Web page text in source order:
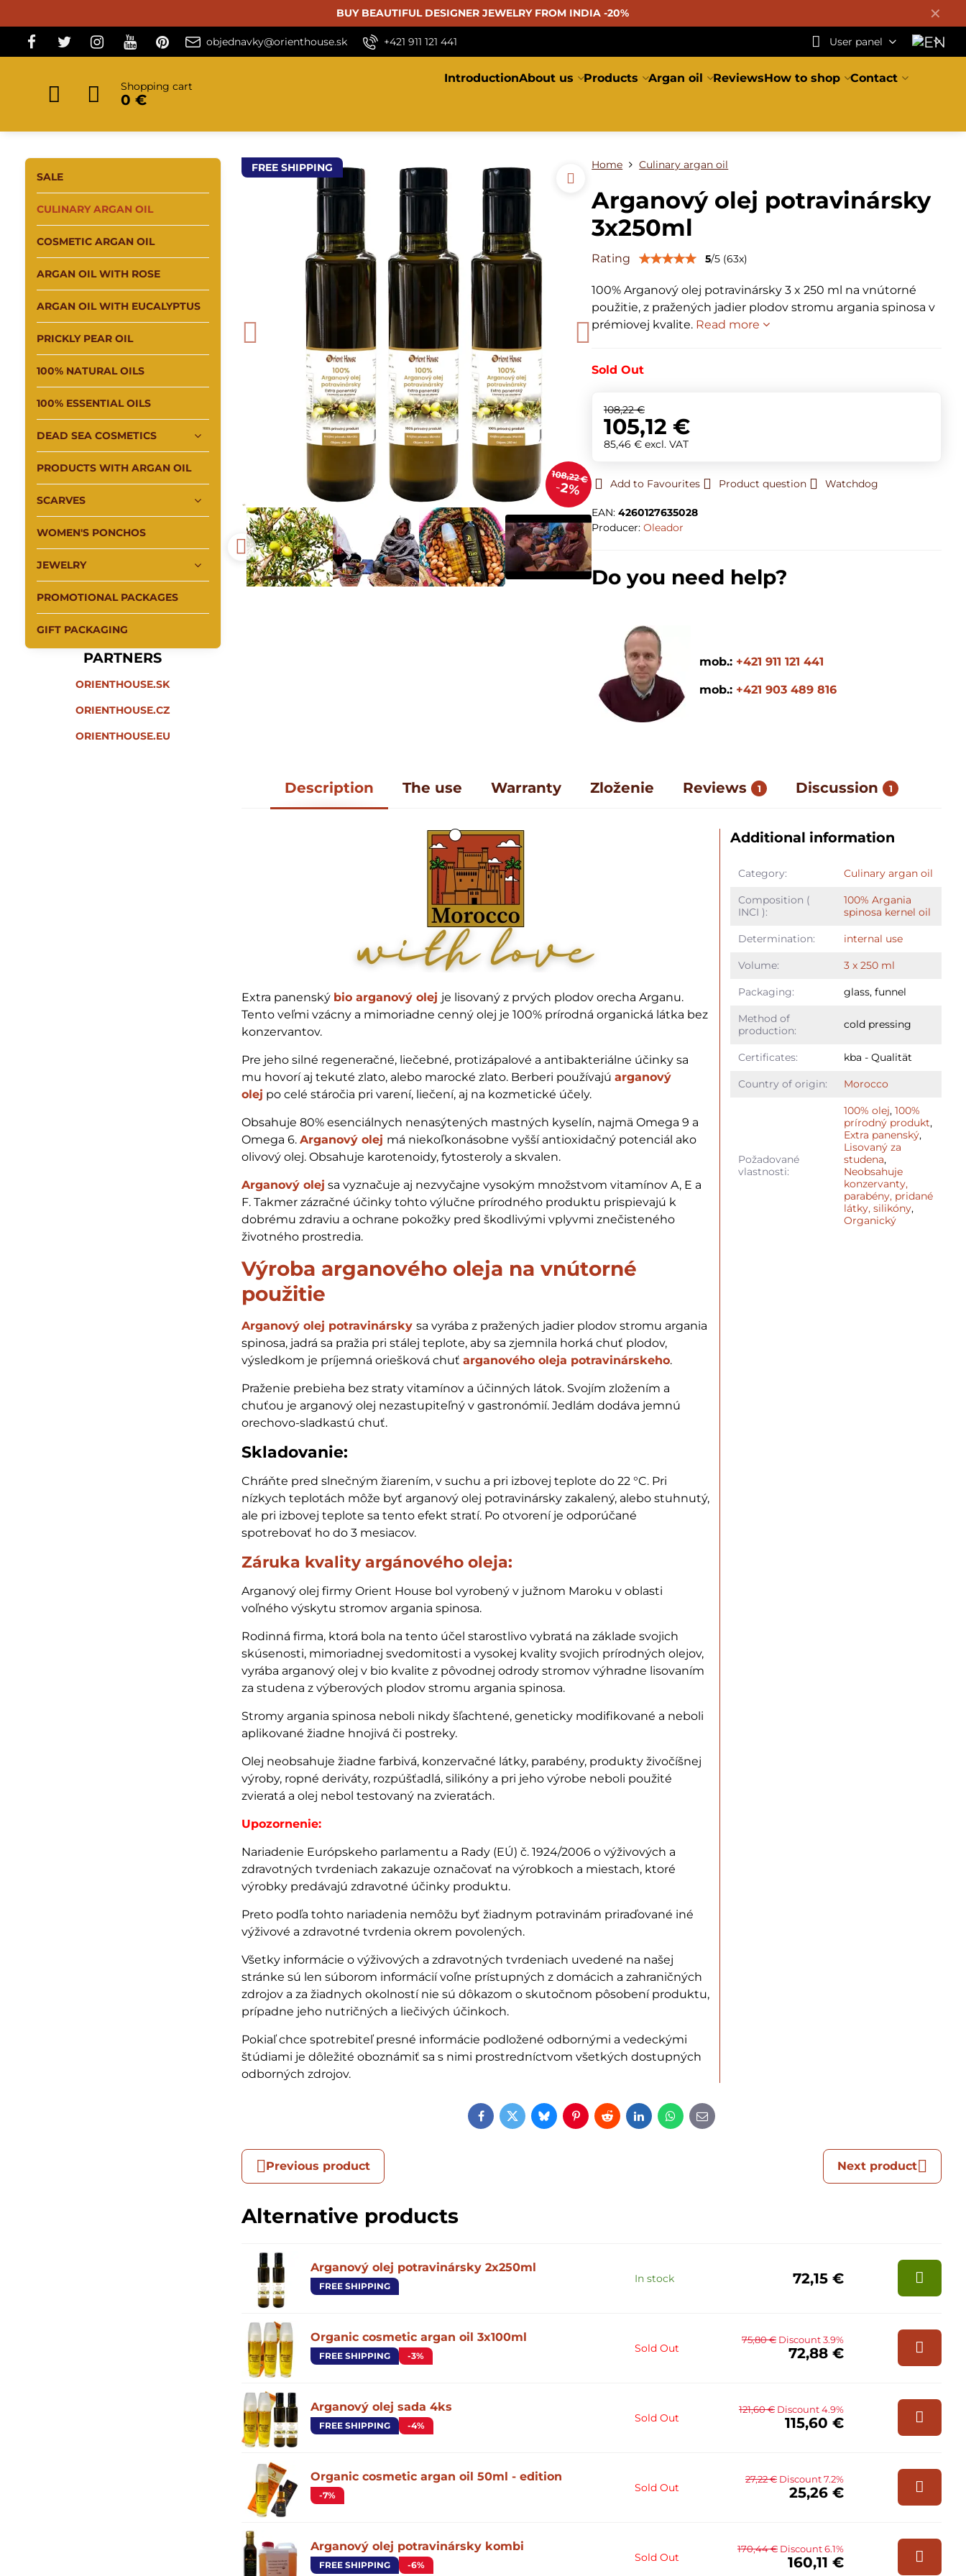
✕
BUY BEAUTIFUL DESIGNER JEWELRY FROM INDIA -20%
objednavky@orienthouse.sk +421 911 121 441 User panel
Shopping cart
0 €
IntroductionAbout us Products Argan oil ReviewsHow to shop Contact
FREE SHIPPING
108,22 €
2%
Home Culinary argan oil
Arganový olej potravinársky
3x250ml
Rating 5/5 (63x)
100% Arganový olej potravinársky 3 x 250 ml na vnútorné
použitie, z pražených jadier plodov stromu argania spinosa v
prémiovej kvalite. Read more
Sold Out
108,22 €
105,12 €
85,46 €excl. VAT
Add to Favourites Product question Watchdog
EAN:4260127635028
Producer:Oleador
Do you need help?
mob.: +421 911 121 441
mob.: +421 903 489 816
Description The use Warranty Zloženie Reviews 1 Discussion 1
Extra panenský bio arganový olej je lisovaný z prvých plodov orecha Arganu.
Tento veľmi vzácny a mimoriadne cenný olej je 100% prírodná organická látka bez
konzervantov.
Pre jeho silné regeneračné, liečebné, protizápalové a antibakteriálne účinky sa
mu hovorí aj tekuté zlato, alebo marocké zlato. Berberi používajúarganový
olej po celé stáročia pri varení, liečení, aj na kozmetické účely.
Obsahuje 80% esenciálnych nenasýtených mastných kyselín, najmä Omega 9 a
Omega 6.Arganový olej má niekoľkonásobne vyšší antioxidačný potenciál ako
olivový olej. Obsahuje karotenoidy, fytosteroly a skvalen.
Arganový olej sa vyznačuje aj nezvyčajne vysokým množstvom vitamínov A, E a
F. Takmer zázračné účinky tohto výlučne prírodného produktu prispievajú k
dobrému zdraviu a ochrane pokožky pred škodlivými vplyvmi znečisteného
životného prostredia.
Výroba arganového oleja na vnútorné
použitie
Arganový olej potravinársky sa vyrába z pražených jadier plodov stromu argania
spinosa, jadrá sa pražia pri stálej teplote, aby sa zjemnila horká chuť plodov,
výsledkom je príjemná oriešková chuťarganového oleja potravinárskeho.
Praženie prebieha bez straty vitamínov a účinných látok. Svojím zložením a
chuťou je arganový olej nezastupiteľný v gastronómií. Jedlám dodáva jemnú
orechovo-sladkastú chuť.
Skladovanie:
Chráňte pred slnečným žiarením, v suchu a pri izbovej teplote do 22 °C. Pri
nízkych teplotách môže byť arganový olej potravinársky zakalený, alebo stuhnutý,
ale pri izbovej teplote sa tento efekt stratí. Po otvorení je odporúčané
spotrebovať ho do 3 mesiacov.
Záruka kvality argánového oleja:
Arganový olej firmy Orient House bol vyrobený v južnom Maroku v oblasti
voľného výskytu stromov argania spinosa.
Rodinná firma, ktorá bola na tento účel starostlivo vybratá na základe svojich
skúsenosti, mimoriadnej svedomitosti a vysokej kvality svojich prírodných olejov,
vyrába arganový olej v bio kvalite z pôvodnej odrody stromov výhradne lisovaním
za studena z výberových plodov stromu argania spinosa.
Stromy argania spinosa neboli nikdy šľachtené, geneticky modifikované a neboli
aplikované žiadne hnojivá či postreky.
Olej neobsahuje žiadne farbivá, konzervačné látky, parabény, produkty živočíšnej
výroby, ropné deriváty, rozpúšťadlá, silikóny a pri jeho výrobe neboli použité
zvieratá a olej nebol testovaný na zvieratách.
Upozornenie:
Nariadenie Európskeho parlamentu a Rady (EÚ) č. 1924/2006 o výživových a
zdravotných tvrdeniach zakazuje označovať na výrobkoch a miestach, ktoré
výrobky predávajú zdravotné účinky produktu.
Preto podľa tohto nariadenia nemôžu byť žiadnym potravinám priraďované iné
výživové a zdravotné tvrdenia okrem povolených.
Všetky informácie o výživových a zdravotných tvrdeniach uvedené na našej
stránke sú len súborom informácií voľne prístupných z domácich a zahraničných
zdrojov a za žiadnych okolností nie sú dôkazom o skutočnom pôsobení produktu,
prípadne jeho nutričných a liečivých účinkoch.
Pokiaľ chce spotrebiteľ presné informácie podložené odbornými a vedeckými
štúdiami je dôležité oboznámiť sa s nimi prostredníctvom všetkých dostupných
odborných zdrojov.
Additional information
Category: Culinary argan oil
Composition (
INCI ):
100% Argania
spinosa kernel oil
Determination: internal use
Volume: 3 x 250 ml
Packaging: glass, funnel
Method of
production:
cold pressing
Certificates: kba - Qualität
Country of origin: Morocco
Požadované
vlastnosti:
100% olej, 100%
prírodný produkt,
Extra panenský,
Lisovaný za
studena,
Neobsahuje
konzervanty,
parabény, pridané
látky, silikóny,
Organický
Facebook
TwitterBlueskyPinterest
RedditLinkedInWhatsApp
E-
mail
Previous product Next product
Alternative products
Arganový olej potravinársky 2x250ml
FREE SHIPPING
In stock 72,15 €
Organic cosmetic argan oil 3x100ml
FREE SHIPPING -3%
Sold Out 72,88 €
75,80 € Discount 3.9%
Arganový olej sada 4ks
FREE SHIPPING -4%
Sold Out 115,60 €
121,60 € Discount 4.9%
Organic cosmetic argan oil 50ml - edition
-7%
Sold Out 25,26 €
27,22 € Discount 7.2%
Arganový olej potravinársky kombi
FREE SHIPPING -6%
Sold Out 160,11 €
170,44 € Discount 6.1%
SALE
CULINARY ARGAN OIL
COSMETIC ARGAN OIL
ARGAN OIL WITH ROSE
ARGAN OIL WITH EUCALYPTUS
PRICKLY PEAR OIL
100% NATURAL OILS
100% ESSENTIAL OILS
DEAD SEA COSMETICS
PRODUCTS WITH ARGAN OIL
SCARVES
WOMEN'S PONCHOS
JEWELRY
PROMOTIONAL PACKAGES
GIFT PACKAGING
PARTNERS
ORIENTHOUSE.SK
ORIENTHOUSE.CZ
ORIENTHOUSE.EU